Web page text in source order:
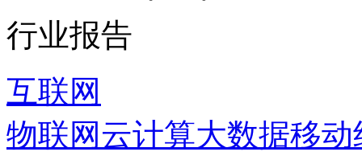
行业报告
互联网
物联网 云计算大数据移动